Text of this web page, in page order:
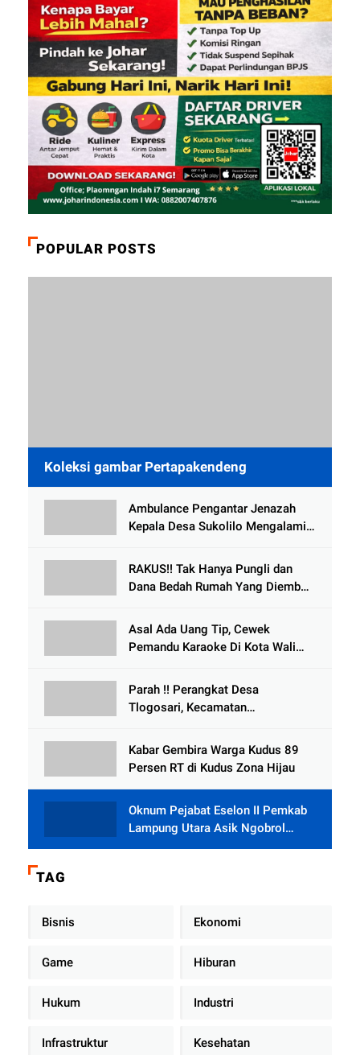
POPULAR POSTS
Koleksi gambar Pertapakendeng
Ambulance Pengantar Jenazah
Kepala Desa Sukolilo Mengalami
Meninggal Dunia
RAKUS!! Tak Hanya Pungli dan
Dana Bedah Rumah Yang Diembat,
Tlogowungu, di Duga
Selewengkan Bantuan Mushola
Asal Ada Uang Tip, Cewek
Pemandu Karaoke Di Kota Wali
Parah !! Perangkat Desa
Tlogosari, Kecamatan
Rumah dari BAZNAS
Kabar Gembira Warga Kudus 89
Persen RT di Kudus Zona Hijau
Oknum Pejabat Eselon II Pemkab
Lampung Utara Asik Ngobrol
Dengan Teman Kencan Wanitanya
TAG
Bisnis Ekonomi
Game Hiburan
Hukum Industri
Infrastruktur Kesehatan